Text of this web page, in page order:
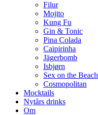
Filur
Mojito
Kung Fu
Gin & Tonic
Pina Colada
Caipirinha
Jägerbomb
Isbjørn
Sex on the Beach
Cosmopolitan
Mocktails
Nytårs drinks
Om